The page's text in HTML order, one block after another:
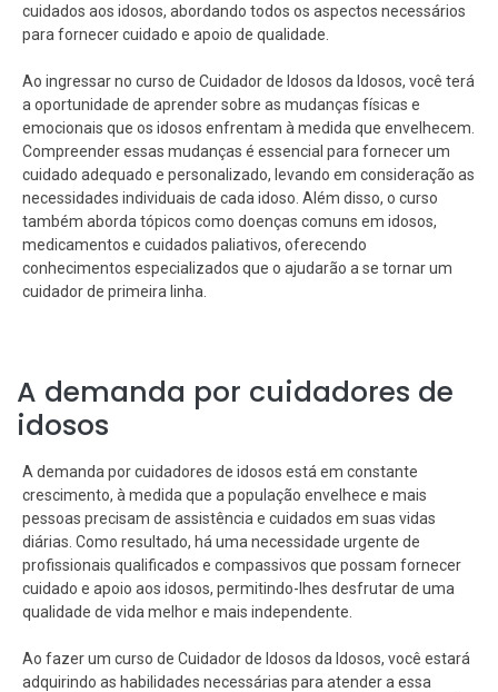
cuidados aos idosos, abordando todos os aspectos necessários
para fornecer cuidado e apoio de qualidade.
Ao ingressar no curso de Cuidador de Idosos da Idosos, você terá
a oportunidade de aprender sobre as mudanças físicas e
emocionais que os idosos enfrentam à medida que envelhecem.
Compreender essas mudanças é essencial para fornecer um
cuidado adequado e personalizado, levando em consideração as
necessidades individuais de cada idoso. Além disso, o curso
também aborda tópicos como doenças comuns em idosos,
medicamentos e cuidados paliativos, oferecendo
conhecimentos especializados que o ajudarão a se tornar um
cuidador de primeira linha.
A demanda por cuidadores de
idosos
A demanda por cuidadores de idosos está em constante
crescimento, à medida que a população envelhece e mais
pessoas precisam de assistência e cuidados em suas vidas
diárias. Como resultado, há uma necessidade urgente de
profissionais qualificados e compassivos que possam fornecer
cuidado e apoio aos idosos, permitindo-lhes desfrutar de uma
qualidade de vida melhor e mais independente.
Ao fazer um curso de Cuidador de Idosos da Idosos, você estará
adquirindo as habilidades necessárias para atender a essa